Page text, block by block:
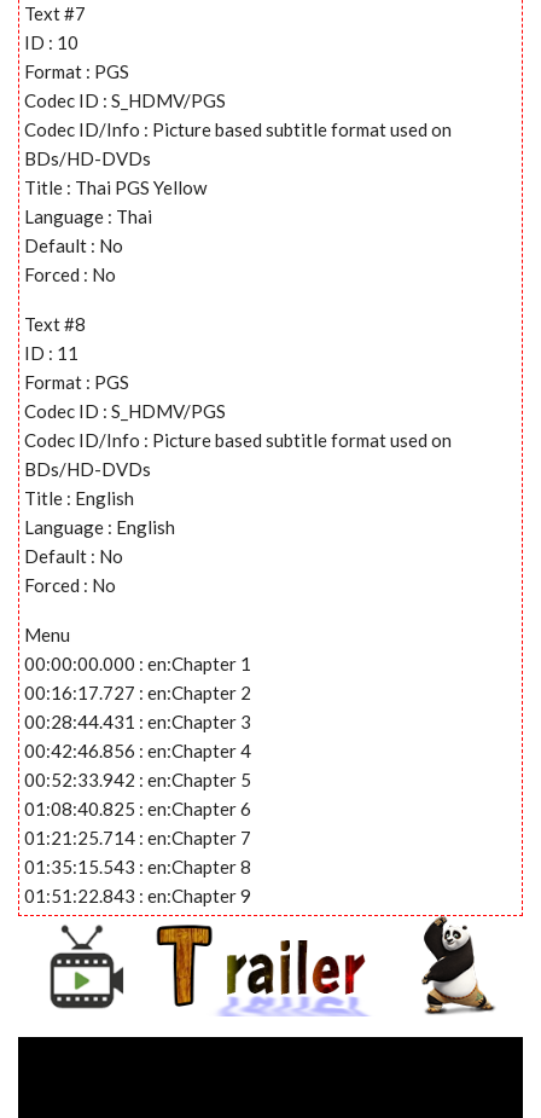
Text #7
ID : 10
Format : PGS
Codec ID : S_HDMV/PGS
Codec ID/Info : Picture based subtitle format used on
BDs/HD-DVDs
Title : Thai PGS Yellow
Language : Thai
Default : No
Forced : No
Text #8
ID : 11
Format : PGS
Codec ID : S_HDMV/PGS
Codec ID/Info : Picture based subtitle format used on
BDs/HD-DVDs
Title : English
Language : English
Default : No
Forced : No
Menu
00:00:00.000 : en:Chapter 1
00:16:17.727 : en:Chapter 2
00:28:44.431 : en:Chapter 3
00:42:46.856 : en:Chapter 4
00:52:33.942 : en:Chapter 5
01:08:40.825 : en:Chapter 6
01:21:25.714 : en:Chapter 7
01:35:15.543 : en:Chapter 8
01:51:22.843 : en:Chapter 9